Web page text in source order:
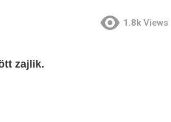
1.8k Views
zajlik.